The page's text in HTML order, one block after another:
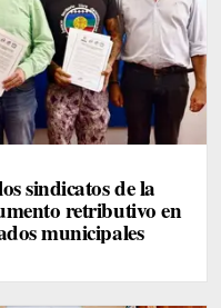
sindicatos de la
retributivo en
municipales